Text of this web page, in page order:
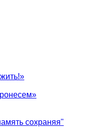
сохраняя"